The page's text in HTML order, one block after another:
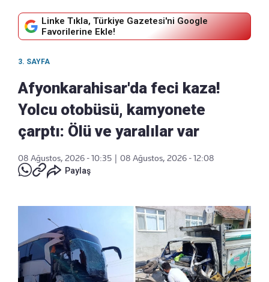
Linke Tıkla, Türkiye Gazetesi'ni Google
Favorilerine Ekle!
3. SAYFA
Afyonkarahisar'da feci kaza!
Yolcu otobüsü, kamyonete
çarptı: Ölü ve yaralılar var
08 Ağustos, 2026 - 10:35
08 Ağustos, 2026 - 12:08
Paylaş